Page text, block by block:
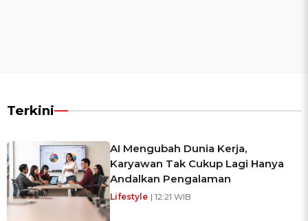
Terkini
AI Mengubah Dunia Kerja,
Karyawan Tak Cukup Lagi Hanya
Andalkan Pengalaman
Lifestyle | 12:21 WIB